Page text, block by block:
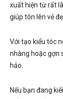
xuất hiện từ rất
giúp tôn lên vẻ
Với tạo kiểu tóc
nhàng hoặc gợn
hảo.
Nếu bạn đang